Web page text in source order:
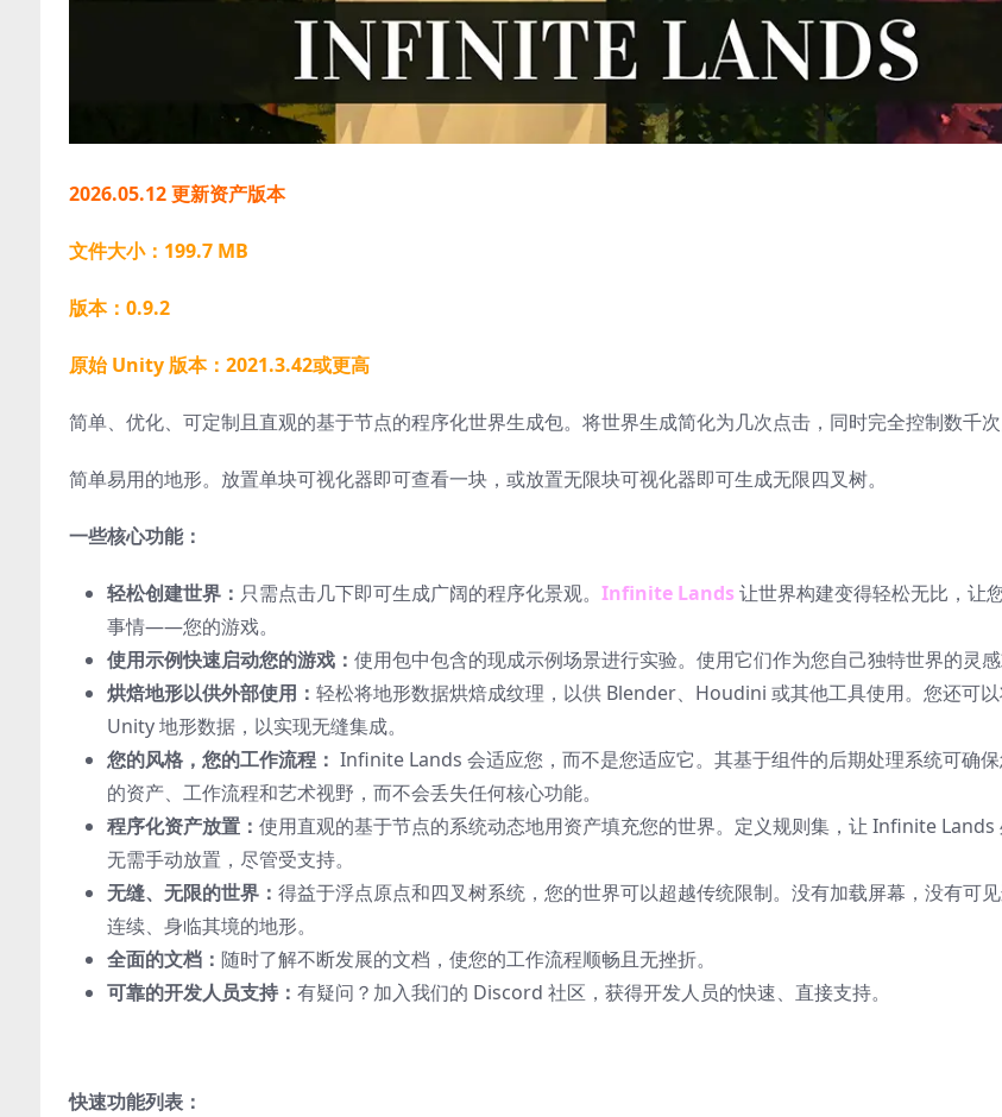
2026.05.12 更新资产版本
文件大小：199.7 MB
版本：0.9.2
原始 Unity 版本：2021.3.42或更高
简单、优化、可定制且直观的基于节点的程序化世界生成包。将世界生成简化为几次点击，同时完全控制数千次
简单易用的地形。放置单块可视化器即可查看一块，或放置无限块可视化器即可生成无限四叉树。
一些核心功能：
轻松创建世界： 只需点击几下即可生成广阔的程序化景观。 Infinite Lands让世界构建变得轻松无比，让
事情——您的游戏。
使用示例快速启动您的游戏： 使用包中包含的现成示例场景进行实验。使用它们作为您自己独特世界的灵感
烘焙地形以供外部使用： 轻松将地形数据烘焙成纹理，以供 Blender、Houdini 或其他工具使用。您还可
Unity 地形数据，以实现无缝集成。
您的风格，您的工作流程： Infinite Lands 会适应您，而不是您适应它。其基于组件的后期处理系统可确
的资产、工作流程和艺术视野，而不会丢失任何核心功能。
程序化资产放置： 使用直观的基于节点的系统动态地用资产填充您的世界。定义规则集，让 Infinite Lands
无需手动放置，尽管受支持。
无缝、无限的世界： 得益于浮点原点和四叉树系统，您的世界可以超越传统限制。没有加载屏幕，没有可
连续、身临其境的地形。
全面的文档： 随时了解不断发展的文档，使您的工作流程顺畅且无挫折。
可靠的开发人员支持： 有疑问？加入我们的 Discord 社区，获得开发人员的快速、直接支持。
快速功能列表：